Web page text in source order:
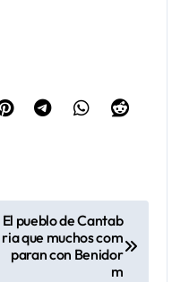
El pueblo de Cantab
ria que muchos com
paran con Benidor
m